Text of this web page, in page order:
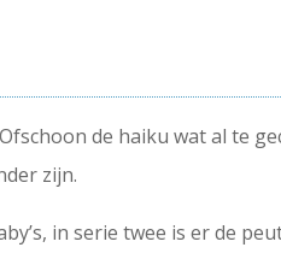
de haiku wat al te
zijn.
in serie twee is er de